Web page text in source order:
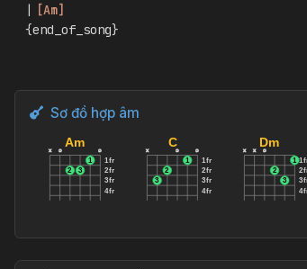
|
[Am]
{end_of_song}
Sơ đồ hợp âm
Am
1fr
2fr
3fr
4fr
x o
2 3
1
o
C
1fr
2fr
3fr
4fr
x
3
2
o
1
o
Dm
x x o
2
3
1